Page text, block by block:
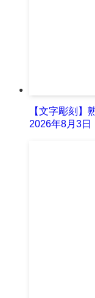
【文字彫刻】
2026年8月3日